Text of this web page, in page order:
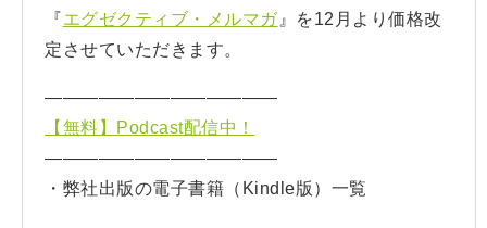
『エグゼクティブ・メルマガ』を12月より価格改
定させていただきます。
—————————————
【無料】Podcast配信中！
—————————————
・弊社出版の電子書籍（Kindle版）一覧